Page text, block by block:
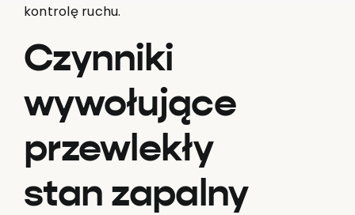
kontrolę ruchu.
Czynniki
wywołujące
przewlekły
stan zapalny